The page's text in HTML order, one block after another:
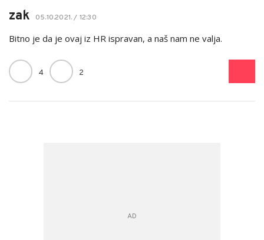
zak 05.10.2021. / 12:30
Bitno je da je ovaj iz HR ispravan, a naš nam ne valja.
4 2